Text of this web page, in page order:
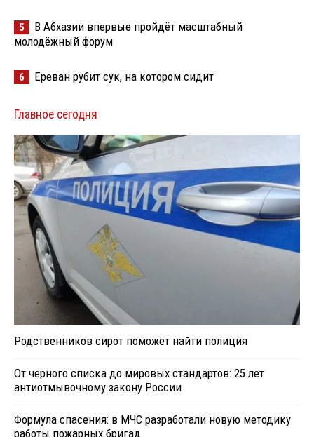
5
В Абхазии впервые пройдёт масштабный
молодёжный форум
6 Ереван рубит сук, на котором сидит
Главное сегодня
Родственников сирот поможет найти полиция
От черного списка до мировых стандартов: 25 лет
антиотмывочному закону России
Формула спасения: в МЧС разработали новую методику
работы пожарных бригад